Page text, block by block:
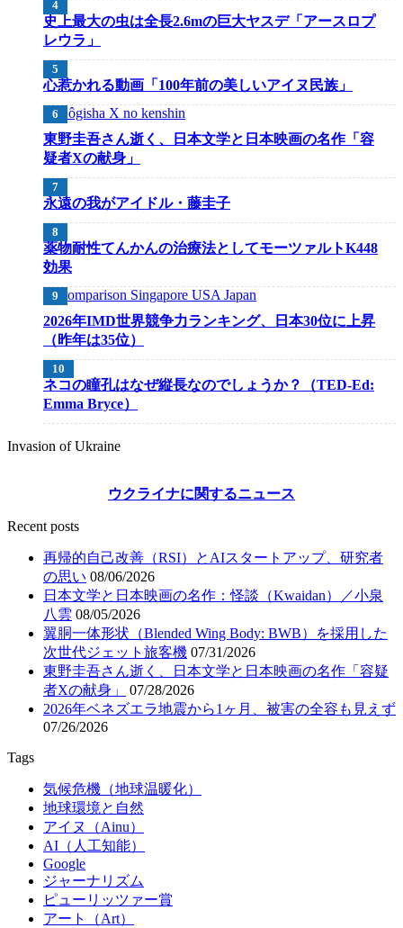
史上最大の虫は全長2.6mの巨大ヤスデ「アースロプ
レウラ」
心惹かれる動画「100年前の美しいアイヌ民族」
東野圭吾さん逝く、日本文学と日本映画の名作「容
疑者Xの献身」
永遠の我がアイドル・藤圭子
薬物耐性てんかんの治療法としてモーツァルトK448
効果
2026年IMD世界競争力ランキング、日本30位に上昇
（昨年は35位）
ネコの瞳孔はなぜ縦長なのでしょうか？（TED-Ed:
Emma Bryce）
Invasion of Ukraine
ウクライナに関するニュース
Recent posts
再帰的自己改善（RSI）とAIスタートアップ、研究者
の思い 08/06/2026
日本文学と日本映画の名作：怪談（Kwaidan）／小泉
八雲 08/05/2026
翼胴一体形状（Blended Wing Body: BWB）を採用した
次世代ジェット旅客機 07/31/2026
東野圭吾さん逝く、日本文学と日本映画の名作「容疑
者Xの献身」
07/28/2026
2026年ベネズエラ地震から1ヶ月、被害の全容も見えず
07/26/2026
Tags
気候危機（地球温暖化）
地球環境と自然
アイヌ（Ainu）
AI（人工知能）
Google
ジャーナリズム
ピューリッツァー賞
アート（Art）